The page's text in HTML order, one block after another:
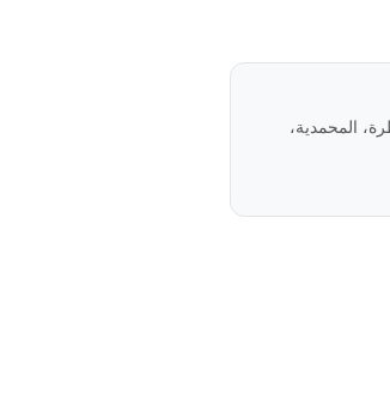
المحمدية،